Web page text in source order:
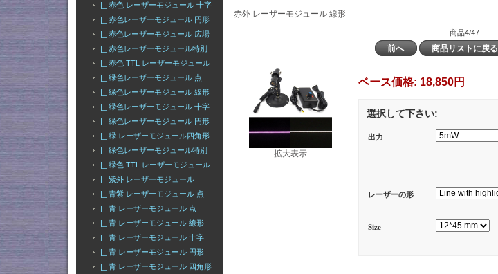
|_ 赤色 レーザーモジュール 十字
|_ 赤色レーザーモジュール 円形
|_ 赤色レーザーモジュール 広場
|_ 赤色レーザーモジュール特別
|_ 赤色 TTL レーザーモジュール
|_ 緑色レーザーモジュール 点
|_ 緑色レーザーモジュール 線形
|_ 緑色レーザーモジュール 十字
|_ 緑色レーザーモジュール 円形
|_ 緑 レーザーモジュール四角形
|_ 緑色レーザーモジュール特別
|_ 緑色 TTL レーザーモジュール
|_ 紫外 レーザーモジュール
|_ 青紫 レーザーモジュール 点
|_ 青 レーザーモジュール 点
|_ 青 レーザーモジュール 線形
|_ 青 レーザーモジュール 十字
|_ 青 レーザーモジュール 円形
|_ 青 レーザーモジュール 四角形
赤外 レーザーモジュール 線形
商品4/47
前へ 商品リストに戻る
拡大表示
ベース価格: 18,850円
選択して下さい:
出力
レーザーの形
Size